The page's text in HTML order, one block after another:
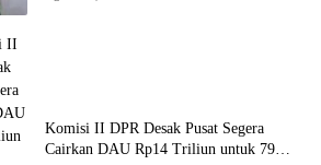
Komisi II DPR Desak Pusat Segera
Cairkan DAU Rp14 Triliun untuk 79